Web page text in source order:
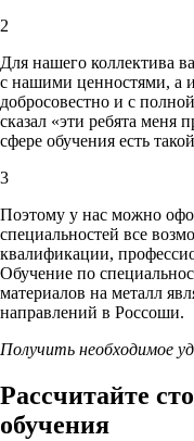
2
Для нашего коллектива
с нашими ценностями, а
добросовестно и с
сказал «эти ребята меня
сфере обучения есть
3
Поэтому у нас можно
специальностей все
квалификации,
Обучение по
материалов на металл
направлений в Россоши.
Получить необходимое
Рассчитайте
обучения